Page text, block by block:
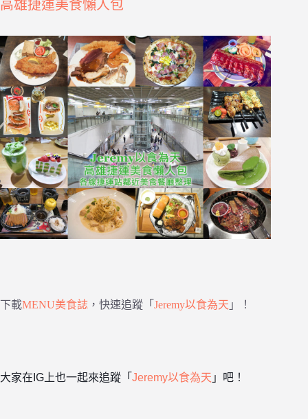
高雄捷運美食懶人包
下載MENU美食誌 ，快速追蹤「 Jeremy以食為天 」！
大家在IG上也一起來追蹤「 Jeremy以食為天 」吧！